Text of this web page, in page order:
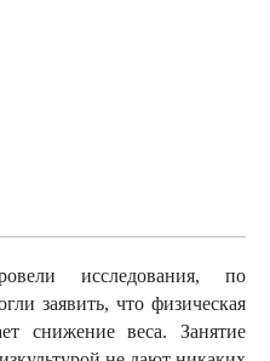
исследования, по
заявить, что физическая
снижение веса. Занятие